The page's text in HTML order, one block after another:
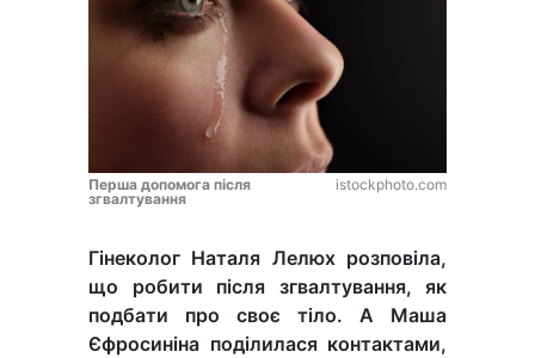
Перша допомога після
згвалтування
istockphoto.com
Гінеколог Наталя Лелюх розповіла,
що робити після згвалтування, як
подбати про своє тіло. А Маша
Єфросиніна поділилася контактами,